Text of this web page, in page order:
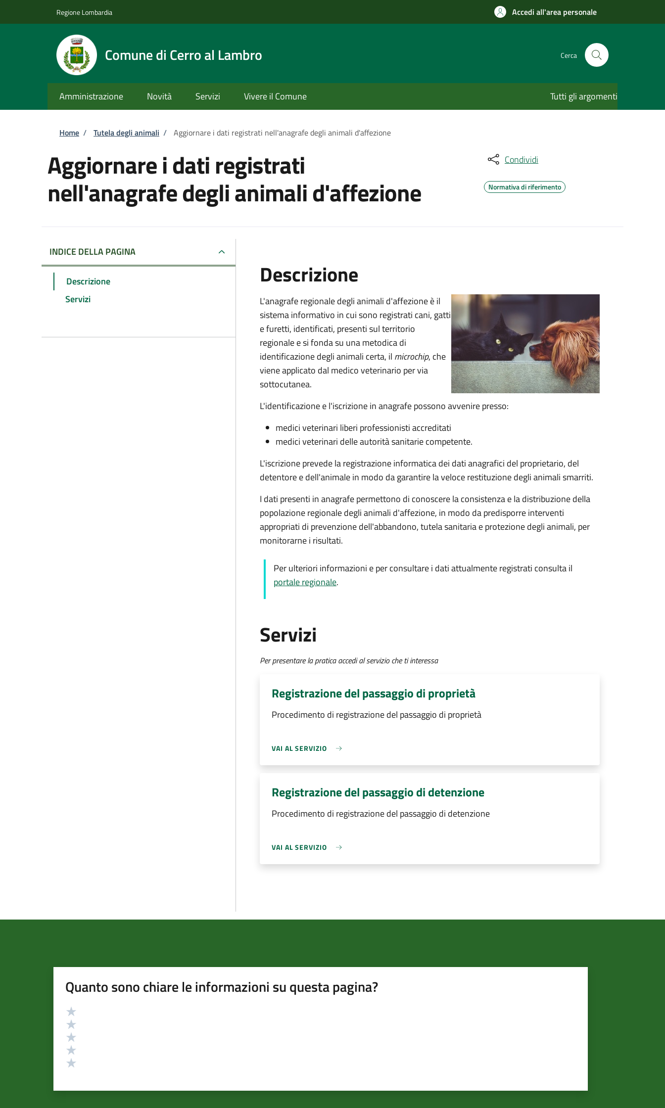
Regione Lombardia Accedi all'area personale
Comune di Cerro al Lambro Cerca
Amministrazione Novità Servizi Vivere il Comune Tutti gli argomenti
Briciole di pane
Home / Tutela degli animali / Aggiornare i dati registrati nell'anagrafe degli animali d'affezione
Aggiornare i dati registrati
nell'anagrafe degli animali d'affezione
Condividi
Normativa di riferimento
INDICE DELLA PAGINA
Descrizione
Servizi
Descrizione
L'anagrafe regionale degli animali d'affezione è il
sistema informativo in cui sono registrati cani, gatti
e furetti, identificati, presenti sul territorio
regionale e si fonda su una metodica di
identificazione degli animali certa, il microchip, che
viene applicato dal medico veterinario per via
sottocutanea.
L'identificazione e l'iscrizione in anagrafe possono avvenire presso:
medici veterinari liberi professionisti accreditati
medici veterinari delle autorità sanitarie competente.
L'iscrizione prevede la registrazione informatica dei dati anagrafici del proprietario, del
detentore e dell'animale in modo da garantire la veloce restituzione degli animali smarriti.
I dati presenti in anagrafe permettono di conoscere la consistenza e la distribuzione della
popolazione regionale degli animali d'affezione, in modo da predisporre interventi
appropriati di prevenzione dell'abbandono, tutela sanitaria e protezione degli animali, per
monitorarne i risultati.
Per ulteriori informazioni e per consultare i dati attualmente registrati consulta il
portale regionale.
Servizi
Per presentare la pratica accedi al servizio che ti interessa
Registrazione del passaggio di proprietà
Procedimento di registrazione del passaggio di proprietà
VAI AL SERVIZIO
Registrazione del passaggio di detenzione
Procedimento di registrazione del passaggio di detenzione
VAI AL SERVIZIO
Quanto sono chiare le informazioni su questa pagina?
Valutazione